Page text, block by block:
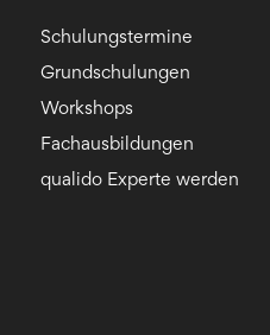
Schulungstermine
Grundschulungen
Workshops
Fachausbildungen
qualido Experte werden